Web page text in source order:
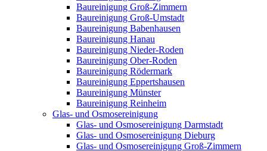
Baureinigung Groß-Zimmern
Baureinigung Groß-Umstadt
Baureinigung Babenhausen
Baureinigung Hanau
Baureinigung Nieder-Roden
Baureinigung Ober-Roden
Baureinigung Rödermark
Baureinigung Eppertshausen
Baureinigung Münster
Baureinigung Reinheim
Glas- und Osmosereinigung
Glas- und Osmosereinigung Darmstadt
Glas- und Osmosereinigung Dieburg
Glas- und Osmosereinigung Groß-Zimmern